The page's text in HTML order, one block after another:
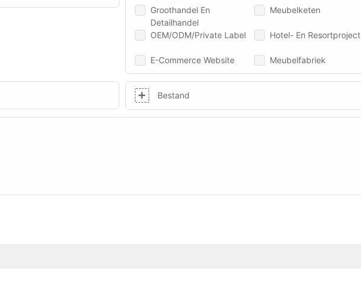
Groothandel En
Detailhandel
Meubelketen
OEM/ODM/Private Label Hotel- En Resortproject
E-Commerce Website
Meubelfabriek
Bestand